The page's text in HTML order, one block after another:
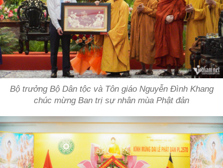
Bộ trưởng Bộ Dân tộc và Tôn giáo Nguyễn Đình Khang
chúc mừng Ban trị sự nhân mùa Phật đản